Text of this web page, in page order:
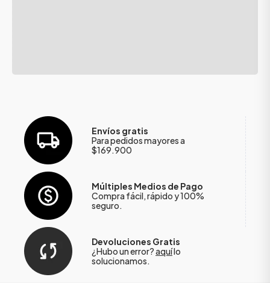
Envíos gratis
Para pedidos mayores a
$169.900
Múltiples Medios de Pago
Compra fácil, rápido y 100%
seguro.
Devoluciones Gratis
¿Hubo un error?aquílo
solucionamos.